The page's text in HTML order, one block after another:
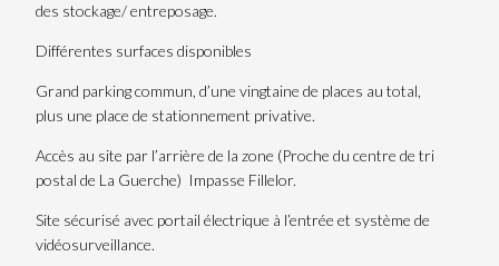
des stockage/ entreposage.
Différentes surfaces disponibles
Grand parking commun, d’une vingtaine de places au total,
plus une place de stationnement privative.
Accès au site par l’arrière de la zone (Proche du centre de tri
postal de La Guerche)  Impasse Fillelor.
Site sécurisé avec portail électrique à l’entrée et système de
vidéosurveillance.